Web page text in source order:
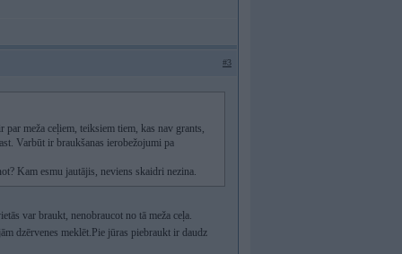
#3
meža ceļiem, teiksiem tiem, kas nav grants,
Varbūt ir braukšanas ierobežojumi pa
Kam esmu jautājis, neviens skaidri nezina.
var braukt, nenobraucot no tā meža ceļa.
dzērvenes meklēt.Pie jūras piebraukt ir daudz